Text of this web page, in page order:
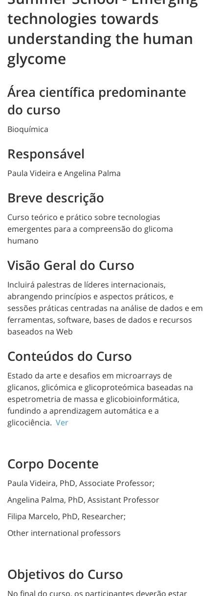
technologies towards
understanding the human
glycome
Área científica predominante
do curso
Bioquímica
Responsável
Paula Videira e Angelina Palma
Breve descrição
Curso teórico e prático sobre tecnologias
emergentes para a compreensão do glicoma
humano
Visão Geral do Curso
Incluirá palestras de líderes internacionais,
abrangendo princípios e aspectos práticos, e
sessões práticas centradas na análise de dados e em
ferramentas, software, bases de dados e recursos
baseados na Web
Conteúdos do Curso
Estado da arte e desafios em microarrays de
glicanos, glicómica e glicoproteómica baseadas na
espetrometria de massa e glicobioinformática,
fundindo a aprendizagem automática e a
glicociência. Ver
Corpo Docente
Paula Videira, PhD, Associate Professor;
Angelina Palma, PhD, Assistant Professor
Filipa Marcelo, PhD, Researcher;
Other international professors
Objetivos do Curso
No final do curso, os participantes deverão estar